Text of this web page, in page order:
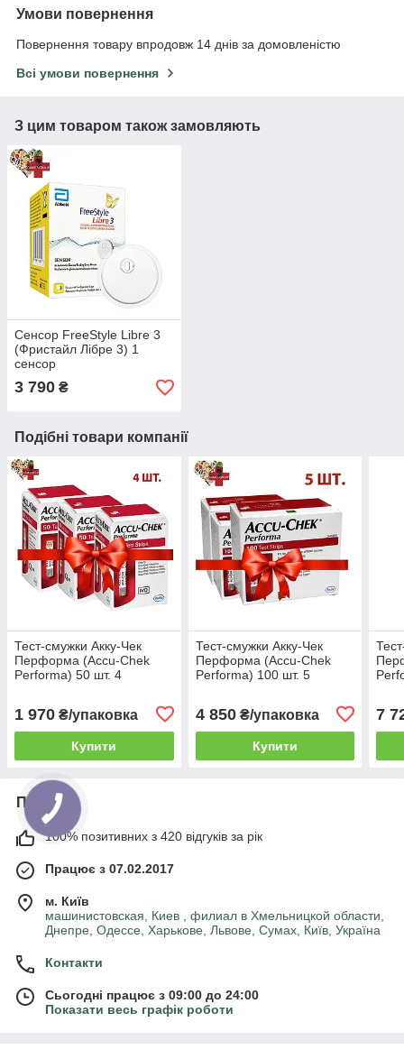
Умови повернення
Повернення товару впродовж 14 днів за домовленістю
Всі умови повернення
З цим товаром також замовляють
Сенсор FreeStyle Libre 3
(Фристайл Лібре 3) 1
сенсор
3 790 ₴
Подібні товари компанії
Тест-смужки Акку-Чек
Перформа (Accu-Chek
Performa) 50 шт. 4
1 970 ₴/упаковка
Купити
Тест-смужки Акку-Чек
Перформа (Accu-Chek
Performa) 100 шт. 5
4 850₴/упаковка
Купити
7
Про нас
100% позитивних з 420 відгуків за рік
Працює з 07.02.2017
м. Київ
машинистовская, Киев , филиал в Хмельницкой области,
Днепре, Одессе, Харькове, Львове, Сумах, Київ, Україна
Контакти
Сьогодні працює з 09:00 до 24:00
Показати весь графік роботи